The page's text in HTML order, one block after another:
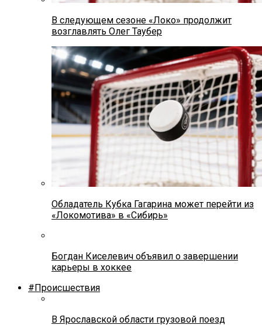
В следующем сезоне «Локо» продолжит
возглавлять Олег Таубер
Обладатель Кубка Гагарина может перейти из
«Локомотива» в «Сибирь»
Богдан Киселевич объявил о завершении
карьеры в хоккее
#Происшествия
В Ярославской области грузовой поезд